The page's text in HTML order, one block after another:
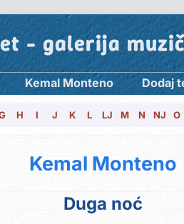
- galerija
Kemal Monteno Dodaj
H I J K L LJ M N NJ O
Kemal Monteno
Duga noć